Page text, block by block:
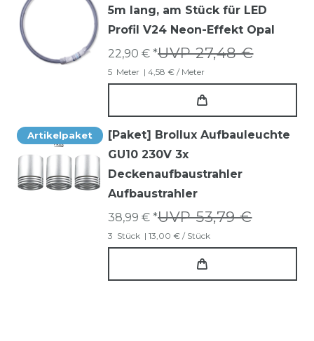
5m lang, am Stück für LED
Profil V24 Neon-Effekt Opal
UVP 27,48 €
22,90 € *
5 Meter | 4,58 € / Meter
Artikelpaket
[Paket] Brollux Aufbauleuchte
GU10 230V 3x
Deckenaufbaustrahler
Aufbaustrahler
UVP 53,79 €
38,99 € *
3 Stück | 13,00 € / Stück